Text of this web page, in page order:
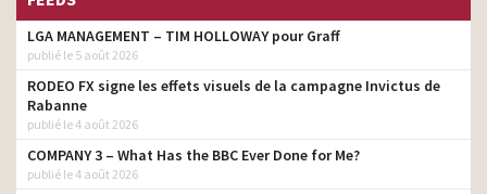
LGA MANAGEMENT – TIM HOLLOWAY pour Graff
publié le 5 août 2026
RODEO FX signe les effets visuels de la campagne Invictus de
Rabanne
publié le 4 août 2026
COMPANY 3 – What Has the BBC Ever Done for Me?
publié le 4 août 2026